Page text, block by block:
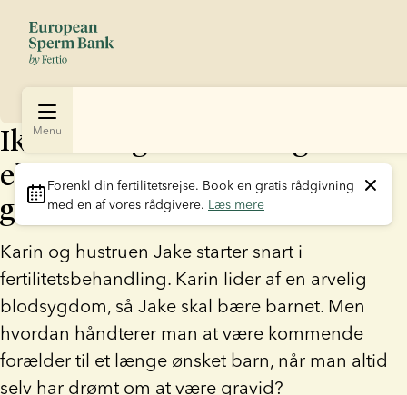
Menu
Forenkl din fertilitetsrejse. Book en gratis rådgivning
med en af vores rådgivere. Læs mere
Ikke-biologisk mor: ”Jeg ville
elske, hvis jeg kunne være
gravid”
Karin og hustruen Jake starter snart i
fertilitetsbehandling. Karin lider af en arvelig
blodsygdom, så Jake skal bære barnet. Men
hvordan håndterer man at være kommende
forælder til et længe ønsket barn, når man altid
selv har drømt om at være gravid?